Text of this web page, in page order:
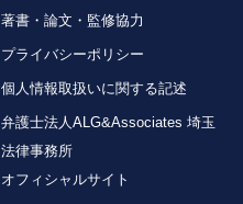
著書・論文・監修協力
プライバシーポリシー
個人情報取扱いに関する記述
弁護士法人ALG&Associates 埼玉
法律事務所
オフィシャルサイト